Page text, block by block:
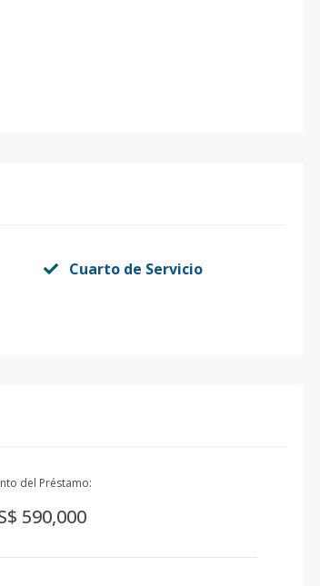
Cuarto de Servicio
del Préstamo:
590,000